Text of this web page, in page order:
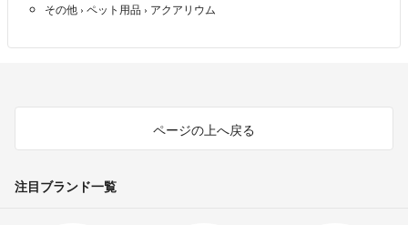
wjagpdj- 約7年前
出品者 sin- 約7年前
wjagpdj- 約7年前
その他 › ペット用品 › アクアリウム
ページの上へ戻る
注目ブランド一覧